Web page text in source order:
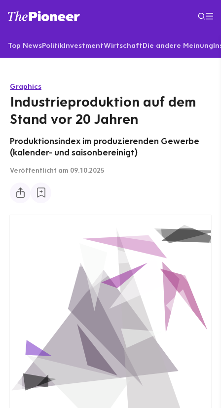
Top NewsPolitikInvestmentWirtschaftDie andere Meinung
Graphics
Industrieproduktion auf dem
Stand vor 20 Jahren
Produktionsindex im produzierenden Gewerbe
(kalender- und saisonbereinigt)
Veröffentlicht am 09.10.2025